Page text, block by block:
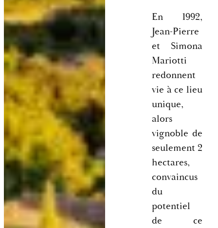
En 1992,
Jean-Pierre
et Simona
Mariotti
redonnent
vie à ce lieu
unique,
alors
vignoble de
seulement 2
hectares,
convaincus
du
potentiel
de ce